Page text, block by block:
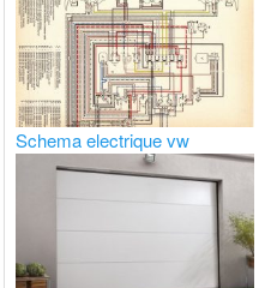
Schema electrique vw